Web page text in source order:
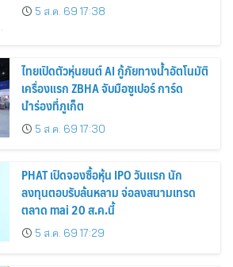
5 ส.ค. 69 17:38
ไทยเปิดตัวหุ่นยนต์ AI กู้ภัยทางน้ำอัตโนมัติ
เครื่องแรก ZBHA จับมือซูเปอร์ การ์ด
นำร่องที่ภูเก็ต
5 ส.ค. 69 17:30
PHAT เปิดจองซื้อหุ้น IPO วันแรก นัก
ลงทุนตอบรับล้นหลาม จ่อลงสนามเทรด
ตลาด mai 20 ส.ค.นี้
5 ส.ค. 69 17:29